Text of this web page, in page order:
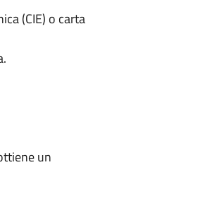
(CIE) o carta
un